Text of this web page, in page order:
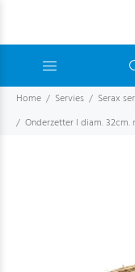
Home Servies Serax
Onderzetter l diam. 32cm.